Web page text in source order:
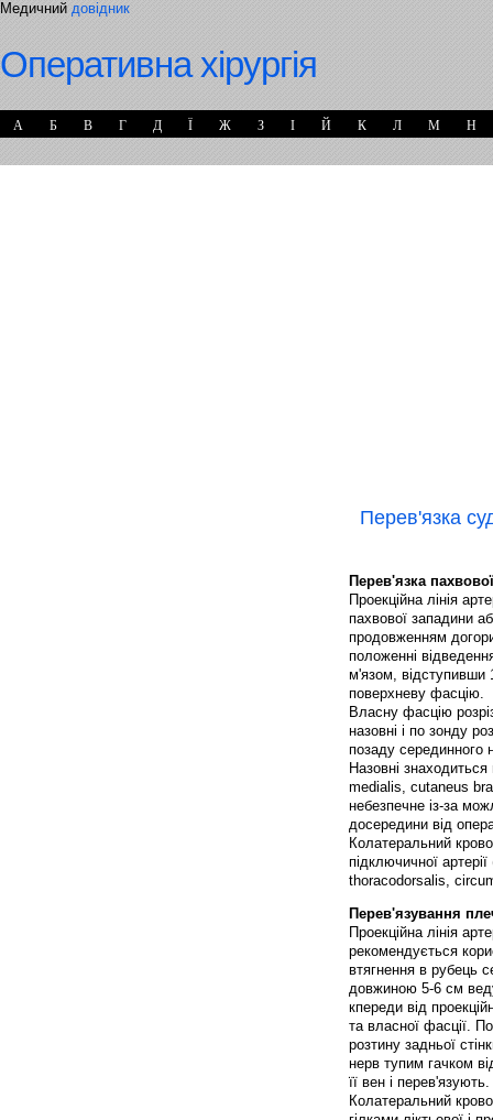
Медичний довідник
Оперативна хірургія
А Б В Г Д Ї Ж З І Й К Л М Н
Перев'язка
Перев'язка пахвової
Проекційна лінія
пахвової западини
продовженням
положенні
м'язом, відступивши
поверхневу фасцію.
Власну фасцію
назовні і по зонду
позаду серединного
Назовні
medialis, cutaneus
небезпечне із-за
досередини від
Колатеральний
підключичної
thoracodorsalis,
Перев'язування
Проекційна лінія
рекомендується
втягнення в рубець
довжиною 5-6 см
кпереди від
та власної фасції.
розтину задньої
нерв тупим гачком
її вен і перев'язують.
Колатеральний